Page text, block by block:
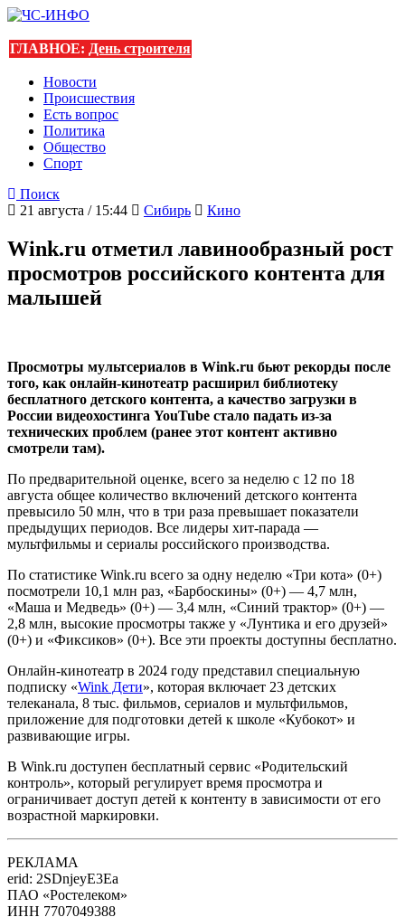
ГЛАВНОЕ: День строителя
Новости
Происшествия
Есть вопрос
Политика
Общество
Спорт
Поиск
21 августа / 15:44
Сибирь Кино
Wink.ru отметил лавинообразный рост
просмотров российского контента для
малышей
Просмотры мультсериалов в Wink.ru бьют рекорды после
того, как онлайн-кинотеатр расширил библиотеку
бесплатного детского контента, а качество загрузки в
России видеохостинга YouTube стало падать из-за
технических проблем (ранее этот контент активно
смотрели там).
По предварительной оценке, всего за неделю с 12 по 18
августа общее количество включений детского контента
превысило 50 млн, что в три раза превышает показатели
предыдущих периодов. Все лидеры хит-парада —
мультфильмы и сериалы российского производства.
По статистике Wink.ru всего за одну неделю «Три кота» (0+)
посмотрели 10,1 млн раз, «Барбоскины» (0+) — 4,7 млн,
«Маша и Медведь» (0+) — 3,4 млн, «Синий трактор» (0+) —
2,8 млн, высокие просмотры также у «Лунтика и его друзей»
(0+) и «Фиксиков» (0+). Все эти проекты доступны бесплатно.
Онлайн-кинотеатр в 2024 году представил специальную
подписку «Wink Дети», которая включает 23 детских
телеканала, 8 тыс. фильмов, сериалов и мультфильмов,
приложение для подготовки детей к школе «Кубокот» и
развивающие игры.
В Wink.ru доступен бесплатный сервис «Родительский
контроль», который регулирует время просмотра и
ограничивает доступ детей к контенту в зависимости от его
возрастной маркировки.
РЕКЛАМА
erid: 2SDnjeyE3Ea
ПАО «Ростелеком»
ИНН 7707049388